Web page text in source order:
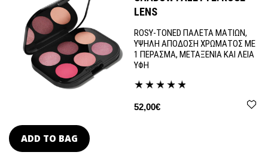
LENS
ROSY-TONED ΠΑΛΕΤΑ ΜΑΤΙΩΝ,
ΥΨΗΛΗ ΑΠΟΔΟΣΗ ΧΡΩΜΑΤΟΣ ΜΕ
1 ΠΕΡΑΣΜΑ, ΜΕΤΑΞΕΝΙΑ ΚΑΙ ΛΕΙΑ
ΥΦΗ
52,00€
ADD TO BAG